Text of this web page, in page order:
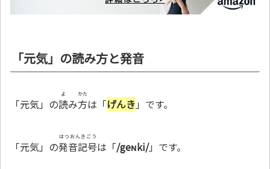
「元気」の読み方と発音
「元気」の読
よ
み方
かた
は「げんき 」です。
「元気」の発音記号
はつおんきごう
は「/geɴki/」です。